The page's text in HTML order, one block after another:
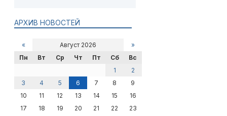
АРХИВ НОВОСТЕЙ
« Август 2026
»
Пн
Вт Ср Чт Пт Сб
Вс
1
2
3
4 5 6 7 8
9
10
11 12 13 14 15
16
17
18 19 20 21 22
23